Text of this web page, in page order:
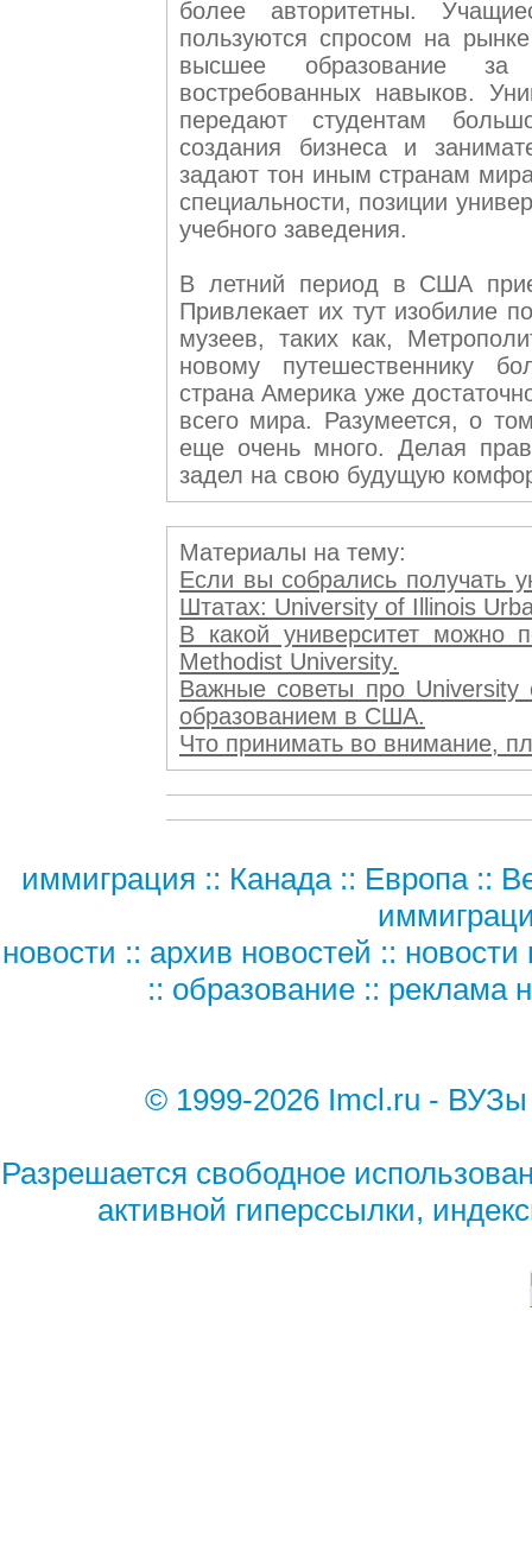
более авторитетны.
пользуются спросом на
высшее образование за
востребованных навыков.
передают студентам
создания бизнеса и
задают тон иным странам
специальности, позиции
учебного заведения.
В летний период в США
Привлекает их тут изобилие
музеев, таких как,
новому путешественнику
страна Америка уже
всего мира. Разумеется, о
еще очень много. Делая
задел на свою будущую
Материалы на тему:
Если вы собрались получать
Штатах: University of Illinois
В какой университет можно
Methodist University.
Важные советы про University
образованием в США.
Что принимать во внимание,
иммиграция :: Канада:: Европа::
новости :: архив новостей :: новости
:: образование :: реклама
© 1999-2026 Imcl.ru -
Разрешается свободное
активной гиперссылки,